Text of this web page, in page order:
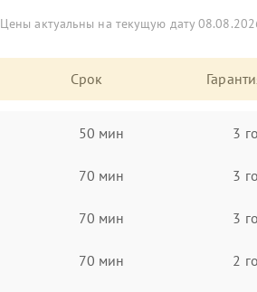
Цены актуальны на текущую дату
Срок
50 мин 3
70 мин 3
70 мин 3
70 мин 2